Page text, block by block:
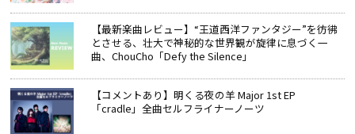
【最新楽曲レビュー】“王道西洋ファンタジー”を彷彿
とさせる、壮大で神秘的な世界観が旋律に息づく一
曲、ChouCho「Defy the Silence」
【コメントあり】明くる夜の羊 Major 1st EP
「cradle」全曲セルフライナーノーツ